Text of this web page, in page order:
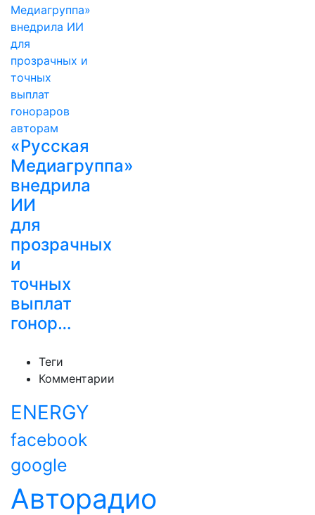
«Русская
Медиагруппа»
внедрила
ИИ
для
прозрачных
и
точных
выплат
гонор…
Теги
Комментарии
ENERGY
facebook
google
Авторадио